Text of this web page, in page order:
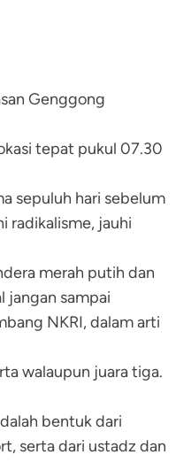
Genggong
tepat pukul 07.30
sepuluh hari sebelum
radikalisme, jauhi
merah putih dan
jangan sampai
NKRI, dalam arti
walaupun juara tiga.
bentuk dari
serta dari ustadz dan